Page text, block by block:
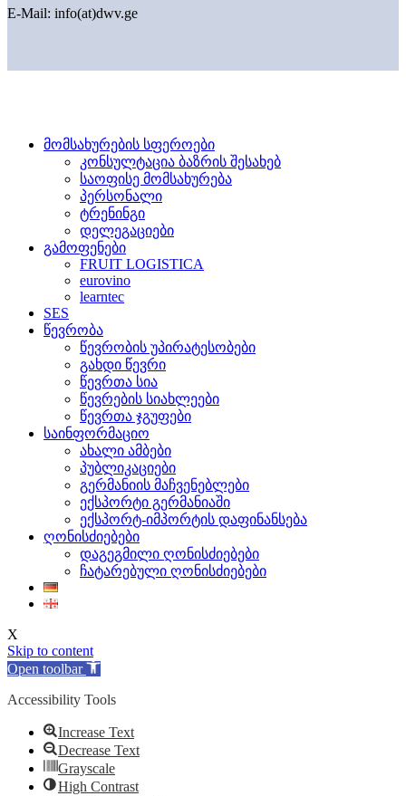
E-Mail: info(at)dwv.ge
მომსახურების სფეროები
კონსულტაცია ბაზრის შესახებ
საოფისე მომსახურება
პერსონალი
ტრენინგი
დელეგაციები
გამოფენები
FRUIT LOGISTICA
eurovino
learntec
SES
წევრობა
წევრობის უპირატესობები
გახდი წევრი
წევრთა სია
წევრების სიახლეები
წევრთა ჯგუფები
საინფორმაციო
ახალი ამბები
პუბლიკაციები
გერმანიის მაჩვენებლები
ექსპორტი გერმანიაში
ექსპორტ-იმპორტის დაფინანსება
ღონისძიებები
დაგეგმილი ღონისძიებები
ჩატარებული ღონისძიებები
X
Skip to content
Open toolbar
Accessibility Tools
Increase Text
Decrease Text
Grayscale
High Contrast